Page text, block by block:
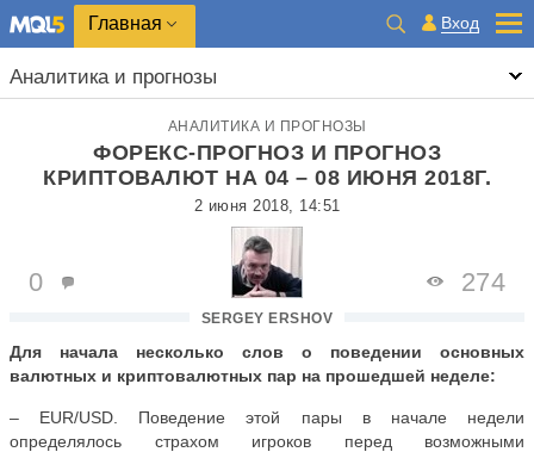
Главная Вход
Аналитика и прогнозы
АНАЛИТИКА И ПРОГНОЗЫ
ФОРЕКС-ПРОГНОЗ И ПРОГНОЗ
КРИПТОВАЛЮТ НА 04 – 08 ИЮНЯ 2018Г.
2 июня 2018, 14:51
SERGEY ERSHOV
0 274
Для начала несколько слов о поведении основных
валютных и криптовалютных пар на прошедшей неделе:
– EUR/USD . Поведение этой пары в начале недели
определялось страхом игроков перед возможными